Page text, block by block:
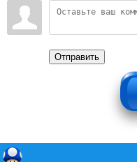
Отправить